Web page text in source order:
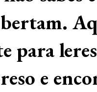
para
e